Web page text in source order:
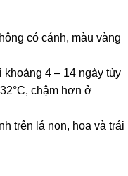
có cánh, màu vàng
4 – 14 ngày tùy
chậm hơn ở
trên lá non, hoa và trái